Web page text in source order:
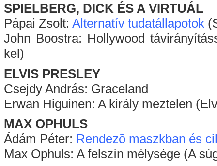
SPIELBERG, DICK ÉS A VIRTUÁL
Pápai Zsolt: Alternatív tudatállapotok
John Boostra: Hollywood
kel)
ELVIS PRESLEY
Csejdy András: Graceland
Erwan Higuinen: A király meztelen
MAX OPHULS
Ádám Péter: Rendezõ maszkban és
Max Ophuls: A felszín mélysége (A